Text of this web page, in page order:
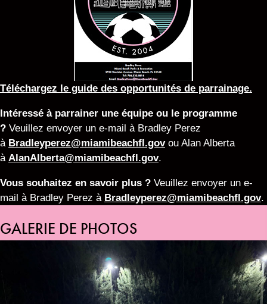
Téléchargez le guide des opportunités de parrainage.
Intéressé à parrainer une équipe ou le programme
? Veuillez envoyer un e-mail à Bradley Perez
à Bradleyperez@miamibeachfl.govou Alan Alberta
à AlanAlberta@miamibeachfl.gov.
Vous souhaitez en savoir plus ? Veuillez envoyer un e-
mail à Bradley Perez à Bradleyperez@miamibeachfl.gov.
GALERIE DE PHOTOS